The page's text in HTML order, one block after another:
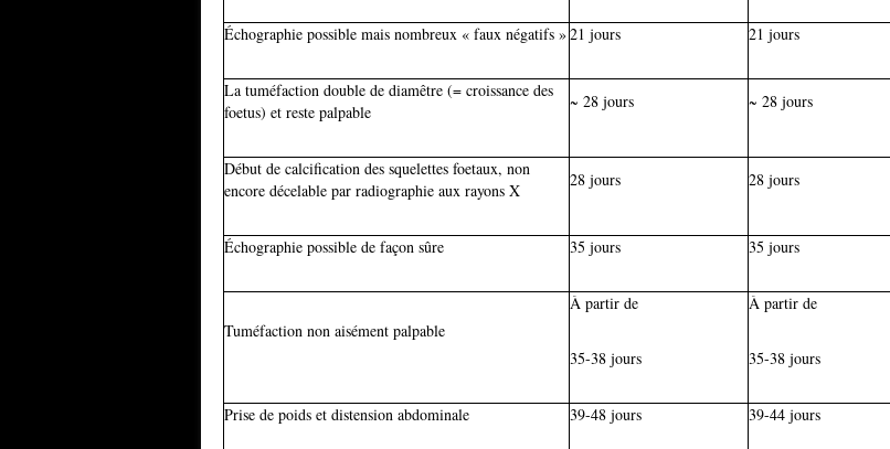
Échographie possible mais nombreux « faux négatifs » 21 jours 21 jours
La tuméfaction double de diamêtre (= croissance des
foetus) et reste palpable
~ 28 jours ~ 28 jours
Début de calcification des squelettes foetaux, non
encore décelable par radiographie aux rayons X
28 jours 28 jours
Échographie possible de façon sûre 35 jours 35 jours
Tuméfaction non aisément palpable
À partir de
35-38 jours
À partir de
35-38 jours
Prise de poids et distension abdominale 39-48 jours 39-44 jours